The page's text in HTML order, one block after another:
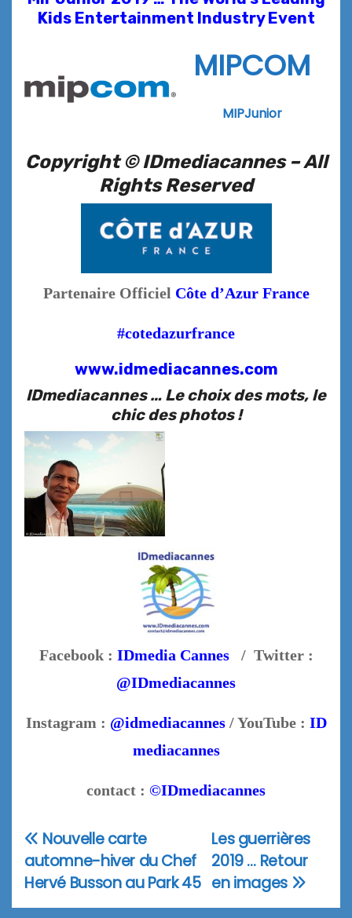
Kids Entertainment Industry Event
MIPCOM
MIPJunior
Copyright © IDmediacannes –All
Rights Reserved
Partenaire Officiel Côte d’Azur France
#cotedazurfrance
www.idmediacannes.com
IDmediacannes … Le choix des mots, le
chic des photos !
Facebook : IDmedia Cannes/ Twitter :
@IDmediacannes
Instagram : @idmediacannes/ YouTube : ID
mediacannes
contact : ©IDmediacannes
Navigation
de
l’article
Les guerrières
2019 … Retour
en images
Nouvelle carte
automne-hiver du Chef
Hervé Busson au Park 45